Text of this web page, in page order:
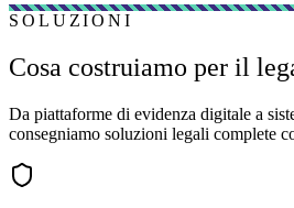
SOLUZIONI
Cosa costruiamo per il
Da piattaforme di evidenza digitale a
consegniamo soluzioni legali complete